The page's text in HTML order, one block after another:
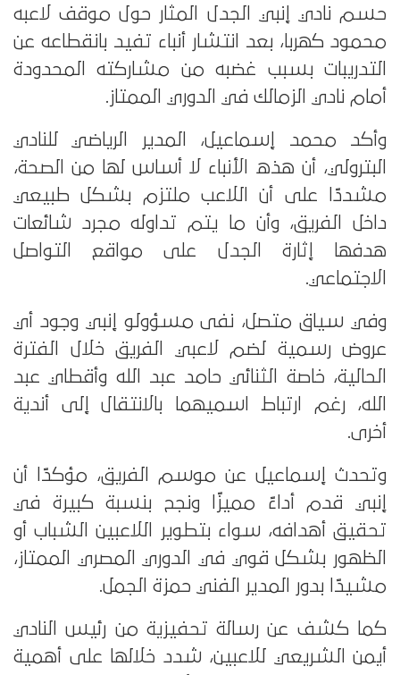
حسم نادي إنبي الجدل المثار حول موقف لاعبه
محمود كهربا، بعد انتشار أنباء تفيد بانقطاعه عن
التدريبات بسبب غضبه من مشاركته المحدودة
أمام نادي الزمالك في الدوري الممتاز.
وأكد محمد إسماعيل، المدير الرياضي للنادي
البترولي، أن هذه الأنباء لا أساس لها من الصحة،
مشددًا على أن اللاعب ملتزم بشكل طبيعي
داخل الفريق، وأن ما يتم تداوله مجرد شائعات
هدفها إثارة الجدل على مواقع التواصل
الاجتماعي.
وفي سياق متصل، نفى مسؤولو إنبي وجود أي
عروض رسمية لضم لاعبي الفريق خلال الفترة
الحالية، خاصة الثنائي حامد عبد الله وأقطاي عبد
الله، رغم ارتباط اسميهما بالانتقال إلى أندية
أخرى.
وتحدث إسماعيل عن موسم الفريق، مؤكدًا أن
إنبي قدم أداءً مميزًا ونجح بنسبة كبيرة في
تحقيق أهدافه، سواء بتطوير اللاعبين الشباب أو
الظهور بشكل قوي في الدوري المصري الممتاز،
مشيدًا بدور المدير الفني حمزة الجمل.
كما كشف عن رسالة تحفيزية من رئيس النادي
أيمن الشريعي للاعبين، شدد خلالها على أهمية